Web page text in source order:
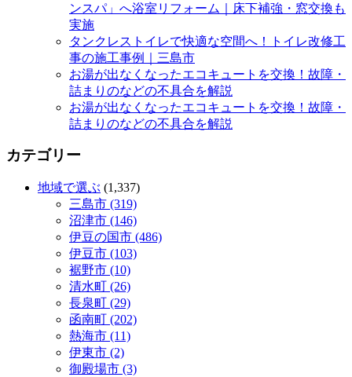
ンスパ」へ浴室リフォーム｜床下補強・窓交換も
実施
タンクレストイレで快適な空間へ！トイレ改修工
事の施工事例｜三島市
お湯が出なくなったエコキュートを交換！故障・
詰まりのなどの不具合を解説
お湯が出なくなったエコキュートを交換！故障・
詰まりのなどの不具合を解説
カテゴリー
地域で選ぶ (1,337)
三島市 (319)
沼津市 (146)
伊豆の国市 (486)
伊豆市 (103)
裾野市 (10)
清水町 (26)
長泉町 (29)
函南町 (202)
熱海市 (11)
伊東市 (2)
御殿場市 (3)